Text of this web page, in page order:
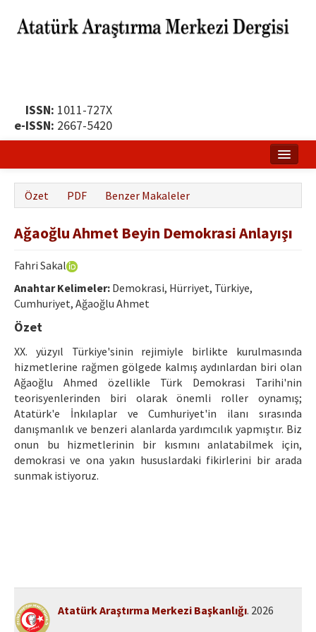
ISSN: 1011-727X
e-ISSN: 2667-5420
Hakkında
Yayın Politikası
Dergi Kurulları
Yayın İlkeleri
Yazar Rehberi
Hakem Rehberi
İletişim
Özet PDF Benzer Makaleler
Ağaoğlu Ahmet Beyin Demokrasi Anlayışı
Fahri Sakal
Anahtar Kelimeler: Demokrasi, Hürriyet, Türkiye,
Cumhuriyet, Ağaoğlu Ahmet
Özet
XX. yüzyıl Türkiye'sinin rejimiyle birlikte kurulmasında
hizmetlerine rağmen gölgede kalmış aydınlardan biri olan
Ağaoğlu Ahmed özellikle Türk Demokrasi Tarihi'nin
teorisyenlerinden biri olarak önemli roller oynamış;
Atatürk'e İnkılaplar ve Cumhuriyet'in ilanı sırasında
danışmanlık ve benzeri alanlarda yardımcılık yapmıştır. Biz
onun bu hizmetlerinin bir kısmını anlatabilmek için,
demokrasi ve ona yakın hususlardaki fikirlerini bir arada
sunmak istiyoruz.
Atatürk Araştırma Merkezi Başkanlığı. 2026